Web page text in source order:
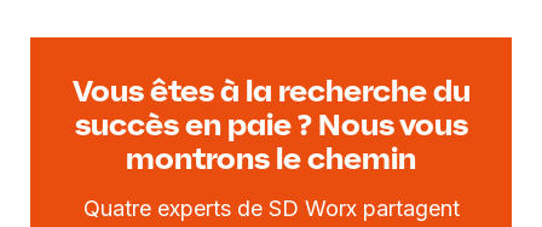
Vous êtes à la recherche du
succès en paie ? Nous vous
montrons le chemin
Quatre experts de SD Worx partagent